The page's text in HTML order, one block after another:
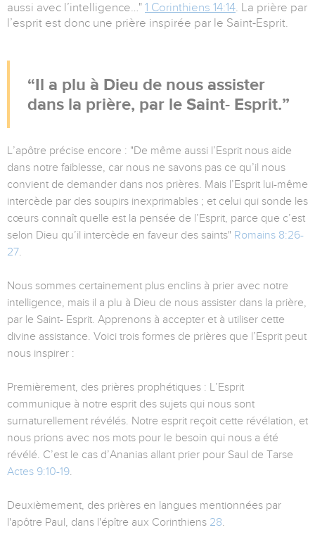
aussi avec l’intelligence…" 1 Corinthiens 14:14. La prière par
l’esprit est donc une prière inspirée par le Saint-Esprit.
Il a plu à Dieu de nous assister
dans la prière, par le Saint- Esprit.
L’apôtre précise encore : "De même aussi l’Esprit nous aide
dans notre faiblesse, car nous ne savons pas ce qu’il nous
convient de demander dans nos prières. Mais l’Esprit lui-même
intercède par des soupirs inexprimables ; et celui qui sonde les
cœurs connaît quelle est la pensée de l’Esprit, parce que c’est
selon Dieu qu’il intercède en faveur des saints" Romains 8:26-
27.
Nous sommes certainement plus enclins à prier avec notre
intelligence, mais il a plu à Dieu de nous assister dans la prière,
par le Saint- Esprit. Apprenons à accepter et à utiliser cette
divine assistance. Voici trois formes de prières que l’Esprit peut
nous inspirer :
Premièrement, des prières prophétiques : L’Esprit
communique à notre esprit des sujets qui nous sont
surnaturellement révélés. Notre esprit reçoit cette révélation, et
nous prions avec nos mots pour le besoin qui nous a été
révélé. C’est le cas d’Ananias allant prier pour Saul de Tarse
Actes 9:10-19.
Deuxièmement, des prières en langues mentionnées par
l'apôtre Paul, dans l'épître aux Corinthiens 28.